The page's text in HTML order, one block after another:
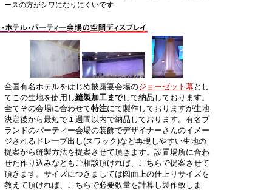
ースの方がシワになりにくいです
全国有名ホテルをはじめ披露宴会場のジョーゼット幕とし
てこの生地を使用し縫製加工までして納品しております。
全てその会場に合わせて特注にて製作しておりますが生地
決定後から最短で１週間以内で納品しております。有名ブ
ランドのパーティー会場の装飾でデザイナーさんのイメー
ジされるドレープ出し(スワック)など再現しやすい生地の
提案から縫製方法を提案させて頂きます。設置場所に合わ
せた作り込みなどもご相談頂ければ、こちらで提案させて
頂きます。サイズにつきましては図面上の仕上りサイズを
教えて頂ければ、こちらで必要数量を計算し製作致しま